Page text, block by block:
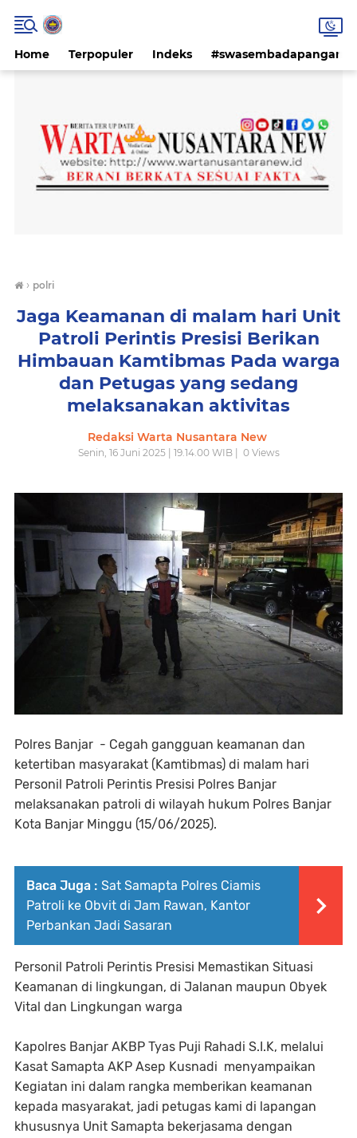
Home Terpopuler Indeks #swasembadapangan
› polri
Jaga Keamanan di malam hari Unit
Patroli Perintis Presisi Berikan
Himbauan Kamtibmas Pada warga
dan Petugas yang sedang
melaksanakan aktivitas
Redaksi Warta Nusantara New
Senin, 16 Juni 2025 | 19.14.00 WIB | 0Views
Polres Banjar - Cegah gangguan keamanan dan
ketertiban masyarakat (Kamtibmas) di malam hari
Personil Patroli Perintis Presisi Polres Banjar
melaksanakan patroli di wilayah hukum Polres Banjar
Kota Banjar Minggu (15/06/2025).
Baca Juga : Sat Samapta Polres Ciamis
Patroli ke Obvit di Jam Rawan, Kantor
Perbankan Jadi Sasaran
Personil Patroli Perintis Presisi Memastikan Situasi
Keamanan di lingkungan, di Jalanan maupun Obyek
Vital dan Lingkungan warga
Kapolres Banjar AKBP Tyas Puji Rahadi S.I.K, melalui
Kasat Samapta AKP Asep Kusnadi menyampaikan
Kegiatan ini dalam rangka memberikan keamanan
kepada masyarakat, jadi petugas kami di lapangan
khususnya Unit Samapta bekerjasama dengan